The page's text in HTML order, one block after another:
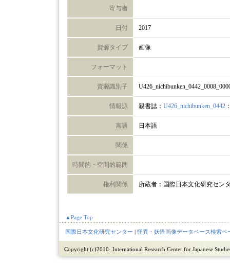
寄与者
日付 2017
資源タイプ 画像
フォーマット
資源識別子
情報源 親書誌： U426_nichibunken_0442
言語 日本語
関係
時間的・空間的範囲
権利関係 所蔵者：国際日本文化研究セン
▲Page Top
国際日本文化研究センター |怪異・妖怪画像データベース検索ペ
Copyright (c)2010- International Research Center for Japanese